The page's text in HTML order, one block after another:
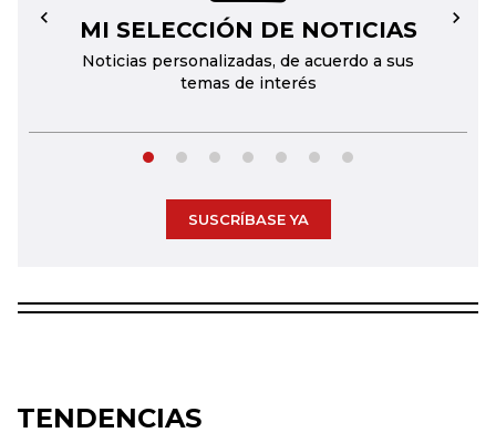
MI SELECCIÓN DE NOTICIAS
Noticias personalizadas, de acuerdo a sus
temas de interés
← →
SUSCRÍBASE YA
TENDENCIAS